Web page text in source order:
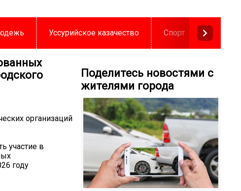
Уссурийское казачество Спорт
организаций
участие в
году
Поделитесь новостями с
жителями города